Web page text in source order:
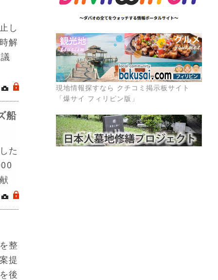
し
解
.
船
た
.
整
提
後
現地情報探すなら クチコミ掲示板サイト
「爆サイ フィリピン版」